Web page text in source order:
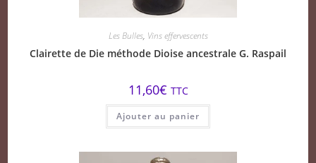
Les Bulles, Vins effervescents
Clairette de Die méthode Dioise ancestrale G. Raspail
11,60€ TTC
Ajouter au panier